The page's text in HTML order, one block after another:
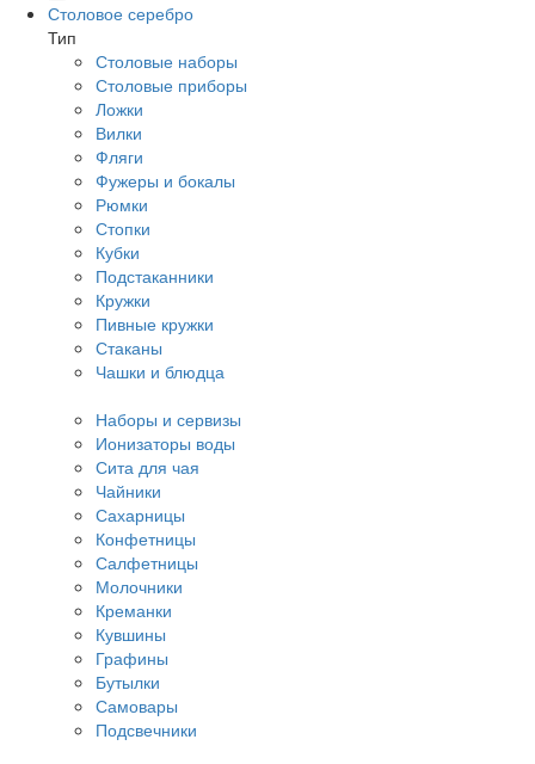
Столовое серебро
Тип
Столовые наборы
Столовые приборы
Ложки
Вилки
Фляги
Фужеры и бокалы
Рюмки
Стопки
Кубки
Подстаканники
Кружки
Пивные кружки
Стаканы
Чашки и блюдца
Наборы и сервизы
Ионизаторы воды
Сита для чая
Чайники
Сахарницы
Конфетницы
Салфетницы
Молочники
Креманки
Кувшины
Графины
Бутылки
Самовары
Подсвечники